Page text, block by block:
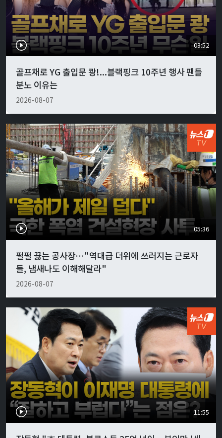
03:52
골프채로 YG 출입문 쾅!...블랙핑크 10주년 행사 팬들
분노 이유는
2026-08-07
05:36
펄펄 끓는 공사장…"역대급 더위에 쓰러지는 근로자
들, 냄새나도 이해해달라"
2026-08-07
11:55